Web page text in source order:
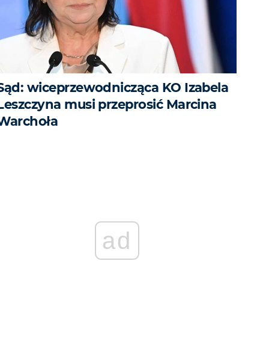
wiceprzewodnicząca KO Izabela
musi przeprosić Marcina
ad